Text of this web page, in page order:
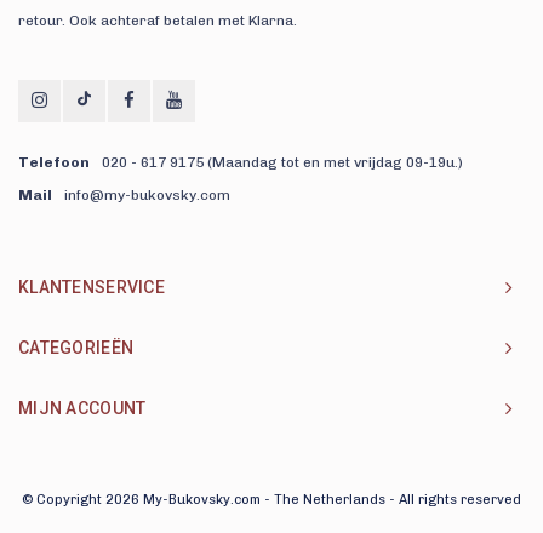
retour. Ook achteraf betalen met Klarna.
Telefoon
020 - 617 9175 (Maandag tot en met vrijdag 09-19u.)
Mail
info@my-bukovsky.com
KLANTENSERVICE
CATEGORIEËN
MIJN ACCOUNT
© Copyright 2026 My-Bukovsky.com - The Netherlands - All rights reserved